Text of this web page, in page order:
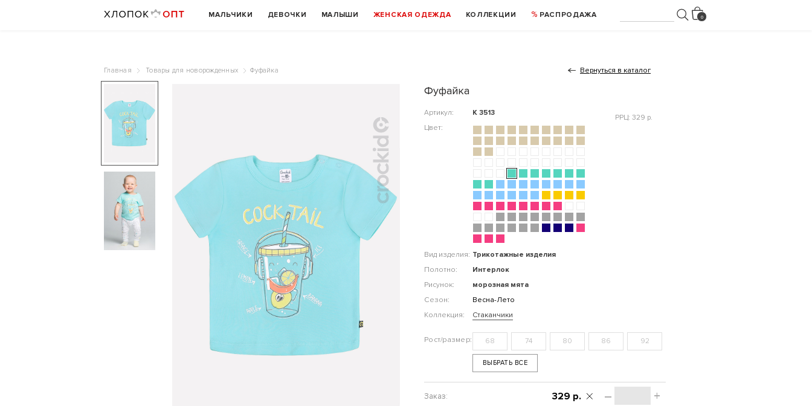
МАЛЬЧИКИ ДЕВОЧКИ МАЛЫШИ ЖЕНСКАЯ ОДЕЖДА КОЛЛЕКЦИИ РАСПРОДАЖА
Главная Товары для новорожденных Фуфайка Вернуться в каталог
Фуфайка
Артикул:
К 3513
Цвет:
Вид изделия: Трикотажные изделия
Полотно:
Интерлок
Рисунок:
морозная мята
Сезон:
Весна-Лето
Коллекция:
Стаканчики
РРЦ: 329 р.
68 74 80 86 92
ВЫБРАТЬ ВСЕ
– +
329 р.